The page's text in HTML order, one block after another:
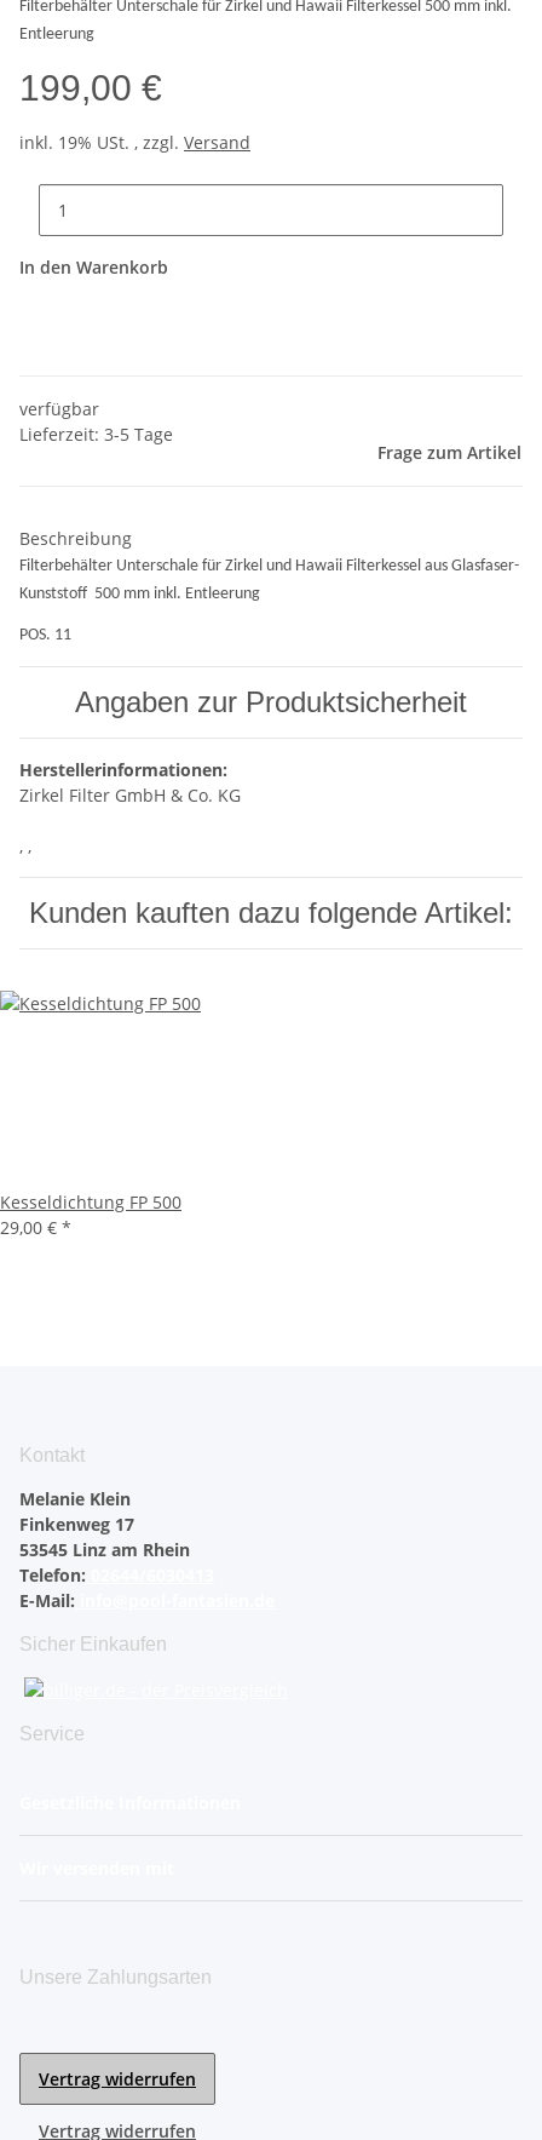
Filterbehälter Unterschale für Zirkel und Hawaii Filterkessel 500 mm inkl.
Entleerung
199,00 €
inkl. 19% USt. , zzgl. Versand
In den Warenkorb
verfügbar
Lieferzeit: 3-5 Tage
Frage zum Artikel
Beschreibung
Filterbehälter Unterschale für Zirkel und Hawaii Filterkessel aus Glasfaser-
Kunststoff 500 mm inkl. Entleerung
POS. 11
Angaben zur Produktsicherheit
Herstellerinformationen:
Zirkel Filter GmbH & Co. KG
, ,
Kunden kauften dazu folgende Artikel:
Kesseldichtung FP 500
29,00 € *
Kontakt
Melanie Klein
Finkenweg 17
53545 Linz am Rhein
Telefon:
E-Mail:
Sicher Einkaufen
Service
Unsere Zahlungsarten
Vertrag widerrufen
Vertrag widerrufen